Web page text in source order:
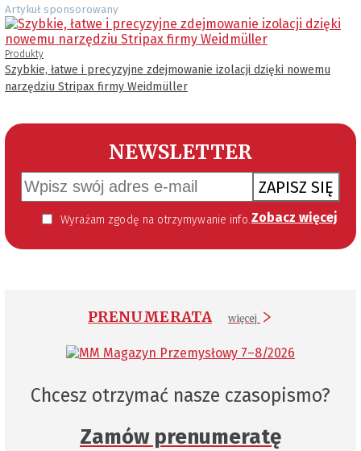
Artykuł sponsorowany
Produkty
Szybkie, łatwe i precyzyjne zdejmowanie izolacji dzięki nowemu
narzędziu Stripax firmy Weidmüller
NEWSLETTER
ZAPISZ SIĘ
Wyrażam zgodę na otrzymywanie informacji handlowej kierowanej do mnie za pomocą środków komunikacji elektronicznej w szczególności poczty elektronicznej zgodnie z przepisem art. 10 ust 2 ustawy z dnia 18 lipca 2002 roku o świadczeniu usług drogą elektroniczną (Dz. U. 144 z 2002 r. poz. 1204). Zgoda jest dobrowolna, jednak jej wyrażenie jest konieczne, aby otrzymywać newsletter. Zobacz więcej
PRENUMERATA więcej
Chcesz otrzymać nasze czasopismo?
Zamów prenumeratę